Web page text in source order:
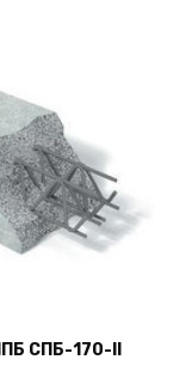
СПБ-170-II